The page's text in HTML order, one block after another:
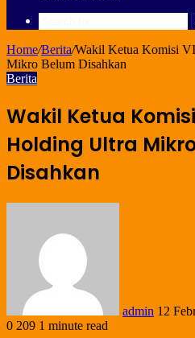
Home/Berita/Wakil Ketua Komisi
Mikro Belum Disahkan
Berita
Wakil Ketua
Holding Ultra
Disahkan
admin 12
0 209 1 minute read